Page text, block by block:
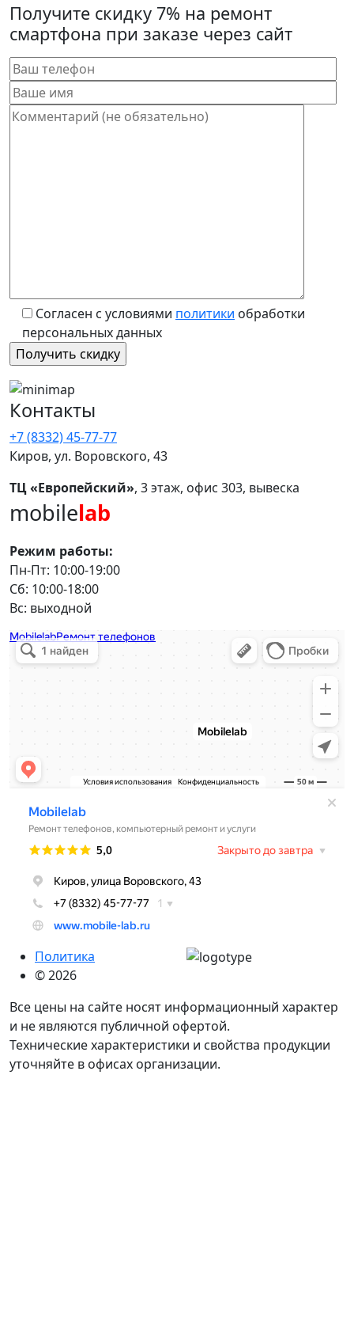
Получите скидку 7% на ремонт
смартфона при заказе через сайт
Согласен с условиями политики обработки
персональных данных
Контакты
+7 (8332) 45-77-77
Киров, ул. Воровского, 43
ТЦ «Европейский», 3 этаж, офис 303, вывеска
mobilelab
Режим работы:
Пн-Пт: 10:00-19:00
Сб: 10:00-18:00
Вс: выходной
Политика
© 2026
Все цены на сайте носят информационный характер
и не являются публичной офертой.
Технические характеристики и свойства продукции
уточняйте в офисах организации.